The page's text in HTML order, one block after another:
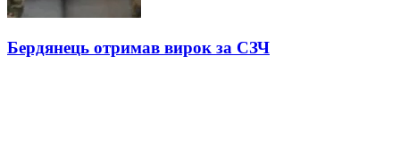
Бердянець отримав вирок за СЗЧ